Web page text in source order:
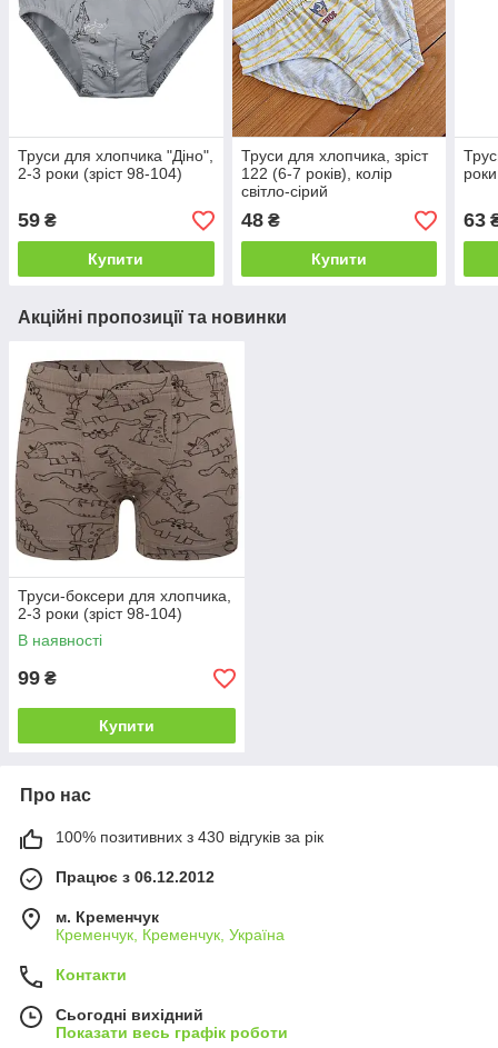
Труси для хлопчика "Діно",
2-3 роки (зріст 98-104)
59 ₴
Купити
Труси для хлопчика, зріст
122 (6-7 років), колір
світло-сірий
48₴
Купити
63
Акційні пропозиції та новинки
Труси-боксери для хлопчика,
2-3 роки (зріст 98-104)
В наявності
99 ₴
Купити
Про нас
100% позитивних з 430 відгуків за рік
Працює з 06.12.2012
м. Кременчук
Кременчук, Кременчук, Україна
Контакти
Сьогодні вихідний
Показати весь графік роботи